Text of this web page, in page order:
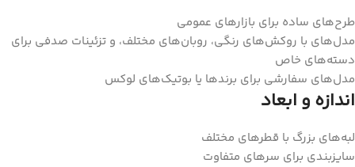
طرح‌های ساده برای بازارهای عمومی
مدل‌های با روکش‌های رنگی، روبان‌های مختلف، و تزئینات صدفی برای
دسته‌های خاص
مدل‌های سفارشی برای برندها یا بوتیک‌های لوکس
اندازه و ابعاد
لبه‌های بزرگ با قطرهای مختلف
سایزبندی برای سرهای متفاوت